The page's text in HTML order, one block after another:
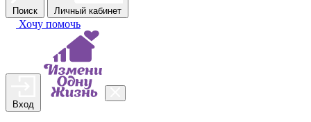
Поиск Личный кабинет
Хочу помочь
Вход